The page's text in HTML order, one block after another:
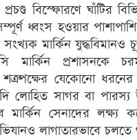
প্রচণ্ড বিস্ফোরণে ঘাঁটির
ধ্বংস হওয়ার
মার্কিন যুদ্ধবিমানও
মার্কিন প্রশাসনকে
শত্রুপক্ষের যেকোনো
লোহিত সাগর বা পারস্য
মার্কিন সেনাদের লক্ষ্য
লাগাতারভাবে চলতে